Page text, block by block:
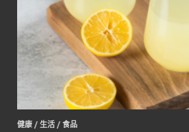
健康 / 生活 / 食品